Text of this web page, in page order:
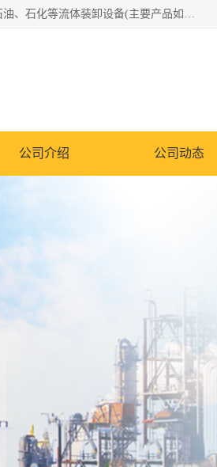
连云港众邦石化设备制造有限公司是一家鹤管厂家主营：鹤管、装车鹤管等，是致力于石油、石化等流体装卸设备(主要产品如鹤管、输油臂、脱缆钩等)的咨询、设计、制造、检测、安装指导、系统调试、维修维护等业务的公司。
公司介绍 公司动态